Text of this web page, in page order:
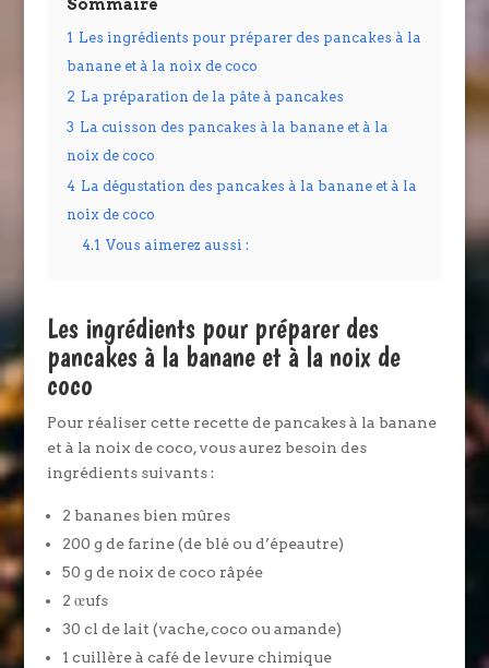
Sommaire
1 Les ingrédients pour préparer des pancakes à la
banane et à la noix de coco
2 La préparation de la pâte à pancakes
3 La cuisson des pancakes à la banane et à la
noix de coco
4 La dégustation des pancakes à la banane et à la
noix de coco
4.1 Vous aimerez aussi :
Les ingrédients pour préparer des
pancakes à la banane et à la noix de
coco
Pour réaliser cette recette de pancakes à la banane
et à la noix de coco, vous aurez besoin des
ingrédients suivants :
2 bananes bien mûres
200 g de farine (de blé ou d’épeautre)
50 g de noix de coco râpée
2 œufs
30 cl de lait (vache, coco ou amande)
1 cuillère à café de levure chimique